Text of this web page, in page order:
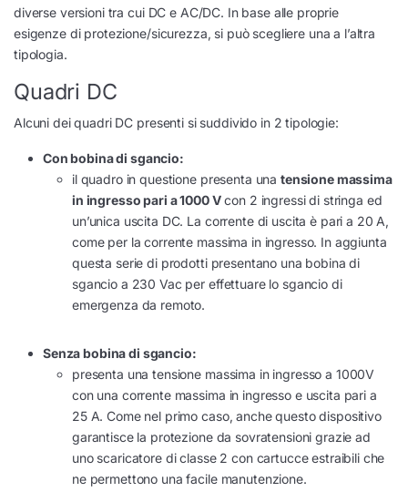
diverse versioni tra cui DC e AC/DC. In base alle proprie
esigenze di protezione/sicurezza, si può scegliere una a l’altra
tipologia.
Quadri DC
Alcuni dei quadri DC presenti si suddivido in 2 tipologie:
Con bobina di sgancio:
il quadro in questione presenta una tensione massima
in ingresso pari a 1000 Vcon 2 ingressi di stringa ed
un’unica uscita DC. La corrente di uscita è pari a 20 A,
come per la corrente massima in ingresso. In aggiunta
questa serie di prodotti presentano una bobina di
sgancio a 230 Vac per effettuare lo sgancio di
emergenza da remoto.
Senza bobina di sgancio:
presenta una tensione massima in ingresso a 1000V
con una corrente massima in ingresso e uscita pari a
25 A. Come nel primo caso, anche questo dispositivo
garantisce la protezione da sovratensioni grazie ad
uno scaricatore di classe 2 con cartucce estraibili che
ne permettono una facile manutenzione.